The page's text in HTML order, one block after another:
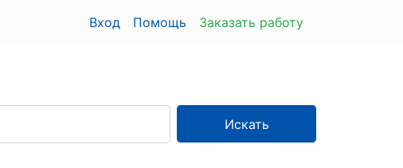
Вход Помощь Заказать работу
Искать